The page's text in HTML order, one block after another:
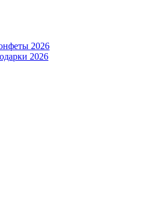
2026
2026